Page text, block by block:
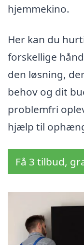
hjemmekino.
Her kan du
forskellige
den løsning,
behov og dit
problemfri
hjælp til
Få 3 tilbud,